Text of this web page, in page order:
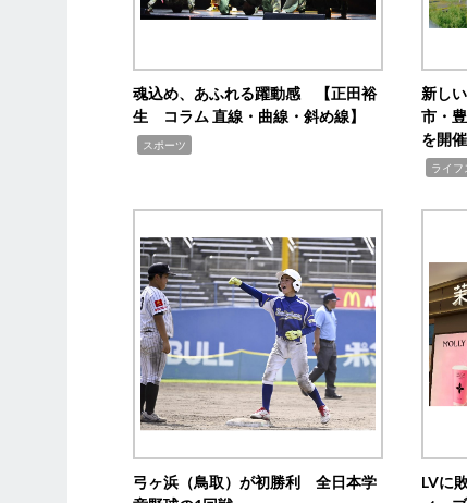
魂込め、あふれる躍動感 【正田裕
生 コラム 直線・曲線・斜め線】
スポーツ
新し
市・
を開催
ライフ
弓ヶ浜（鳥取）が初勝利 全日本学
LVに